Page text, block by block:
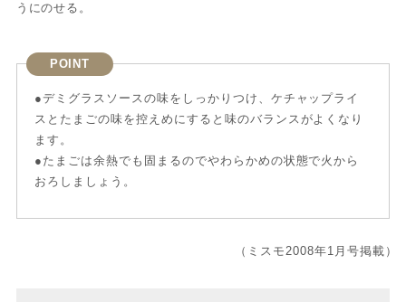
うにのせる。
POINT
●デミグラスソースの味をしっかりつけ、ケチャップライ
スとたまごの味を控えめにすると味のバランスがよくなり
ます。
●たまごは余熱でも固まるのでやわらかめの状態で火から
おろしましょう。
（ミスモ2008年1月号掲載）